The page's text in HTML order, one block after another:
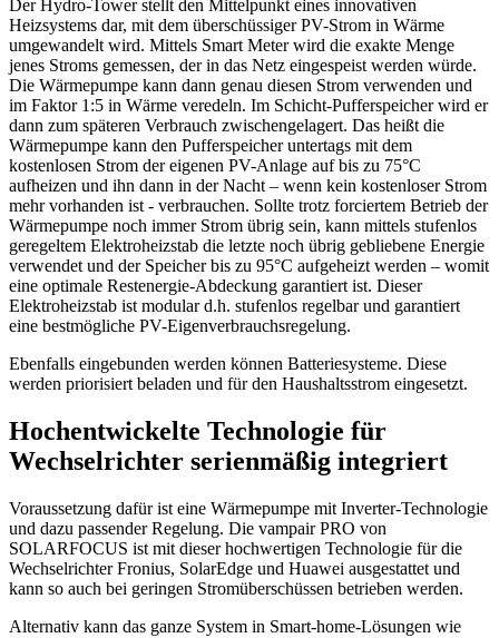
Der Hydro-Tower stellt den Mittelpunkt eines innovativen
Heizsystems dar, mit dem überschüssiger PV-Strom in Wärme
umgewandelt wird. Mittels Smart Meter wird die exakte Menge
jenes Stroms gemessen, der in das Netz eingespeist werden würde.
Die Wärmepumpe kann dann genau diesen Strom verwenden und
im Faktor 1:5 in Wärme veredeln. Im Schicht-Pufferspeicher wird er
dann zum späteren Verbrauch zwischengelagert. Das heißt die
Wärmepumpe kann den Pufferspeicher untertags mit dem
kostenlosen Strom der eigenen PV-Anlage auf bis zu 75°C
aufheizen und ihn dann in der Nacht – wenn kein kostenloser Strom
mehr vorhanden ist - verbrauchen. Sollte trotz forciertem Betrieb der
Wärmepumpe noch immer Strom übrig sein, kann mittels stufenlos
geregeltem Elektroheizstab die letzte noch übrig gebliebene Energie
verwendet und der Speicher bis zu 95°C aufgeheizt werden – womit
eine optimale Restenergie-Abdeckung garantiert ist. Dieser
Elektroheizstab ist modular d.h. stufenlos regelbar und garantiert
eine bestmögliche PV-Eigenverbrauchsregelung.
Ebenfalls eingebunden werden können Batteriesysteme. Diese
werden priorisiert beladen und für den Haushaltsstrom eingesetzt.
Hochentwickelte Technologie für
Wechselrichter serienmäßig integriert
Voraussetzung dafür ist eine Wärmepumpe mit Inverter-Technologie
und dazu passender Regelung. Die vampair PRO von
SOLARFOCUS ist mit dieser hochwertigen Technologie für die
Wechselrichter Fronius, SolarEdge und Huawei ausgestattet und
kann so auch bei geringen Stromüberschüssen betrieben werden.
Alternativ kann das ganze System in Smart-home-Lösungen wie